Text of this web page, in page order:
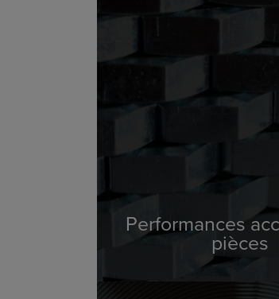
Performances
pièces